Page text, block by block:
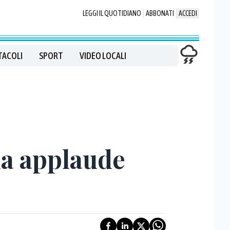
LEGGI IL QUOTIDIANO ABBONATI ACCEDI
SPORT VIDEO LOCALI
applaude